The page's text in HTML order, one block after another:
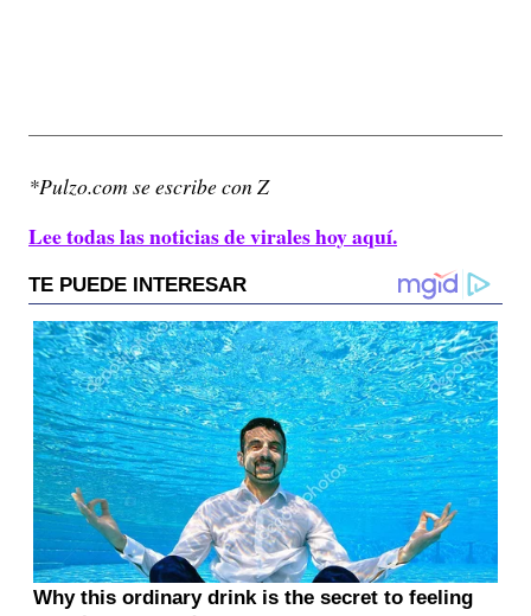
*Pulzo.com se escribe con Z
Lee todas las noticias de virales hoy aquí.